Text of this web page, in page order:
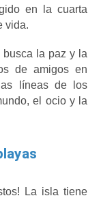
en la cuarta
vida.
la paz y la
de amigos en
líneas de los
el ocio y la
La isla tiene